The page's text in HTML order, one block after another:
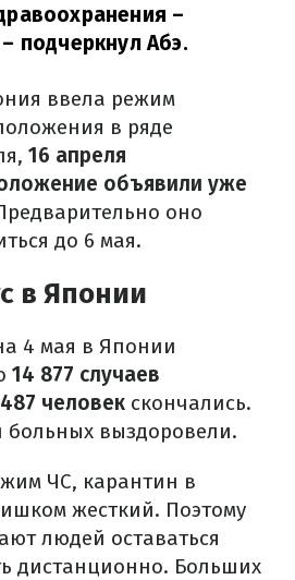
–
– подчеркнул Абэ.
ввела режим
в ряде
16 апреля
объявили уже
оно
до 6 мая.
в Японии
4 мая в Японии
14 877 случаев
487 человек скончались.
больных выздоровели.
ЧС, карантин в
жесткий. Поэтому
людей оставаться
дистанционно. Больших